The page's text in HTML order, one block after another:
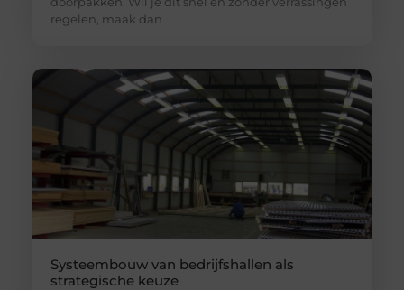
regelen, maak dan
Systeembouw van bedrijfshallen als
strategische keuze